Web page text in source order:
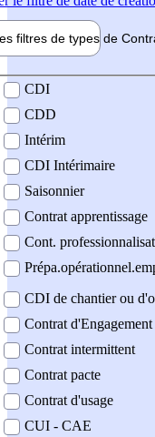
filtres de types de
contrat
CDI
CDD
Intérim
CDI Intérimaire
Saisonnier
Contrat apprentissage
Cont.
CDI de chantier ou
Contrat
Contrat intermittent
Contrat pacte
Contrat d'usage
CUI - CAE